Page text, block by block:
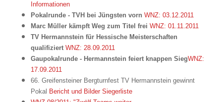
Informationen
Pokalrunde - TVH bei Jüngsten vorn WNZ: 03.12.2011
Marc Müller kämpft Weg zum Titel frei WNZ: 01.11.2011
TV Hermannstein für Hessische Meisterschaften
qualifiziert WNZ: 28.09.2011
Gaupokalrunde - Hermannstein feiert knappen SiegWNZ:
17.09.2011
66. Greifensteiner Bergturnfest TV Hermannstein gewinnt
Pokal Bericht und Bilder Siegerliste